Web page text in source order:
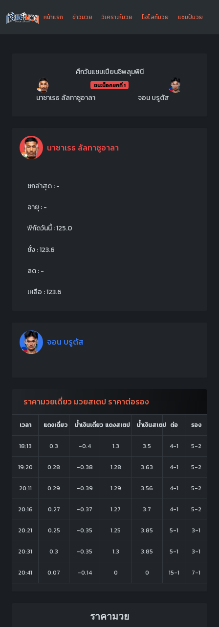
หน้าแรก ข่าวมวย วิเคราะห์มวย ไฮไลท์มวย แชมป์มวย
ศึกวันแชมเปียนชิพลุมพินี
ชนะน็อคยกที่ 1
นาซาเรธ ลัลทาซูอาลา จอน บรูตัส
นาซาเรธ ลัลทาซูอาลา
ชกล่าสุด : -
อายุ : -
พิกัดวันนี้ : 125.0
ชั่ง : 123.6
ลด : -
เหลือ : 123.6
จอน บรูตัส
ราคามวยเดี่ยว มวยสเตป ราคาต่อรอง
เวลา แดงเดี่ยว น้ำเงินเดี่ยว แดงสเตป น้ำเงินสเตป ต่อ รอง
18:13 0.3 -0.4 1.3 3.5 4-1 5-2
19:20 0.28 -0.38 1.28 3.63 4-1 5-2
20:11 0.29 -0.39 1.29 3.56 4-1 5-2
20:16 0.27 -0.37 1.27 3.7 4-1 5-2
20:21 0.25 -0.35 1.25 3.85 5-1 3-1
20:31 0.3 -0.35 1.3 3.85 5-1 3-1
20:41 0.07 -0.14 0 0 15-1 7-1
ราคามวย